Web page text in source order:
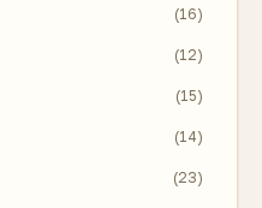
(16)
(12)
(15)
(14)
(23)